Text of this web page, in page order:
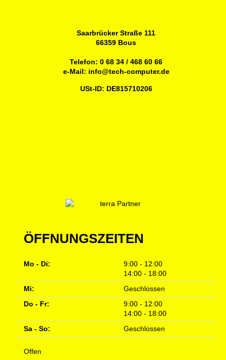
Saarbrücker Straße 111
66359 Bous
Telefon:0 68 34 / 468 60 66
e-Mail: info@tech-computer.de
USt-ID: DE815710206
ÖFFNUNGSZEITEN
Mo - Di:
9:00 - 12:00
14:00 - 18:00
Mi:
Geschlossen
Do - Fr:
9:00 - 12:00
14:00 - 18:00
Sa - So:
Geschlossen
Offen